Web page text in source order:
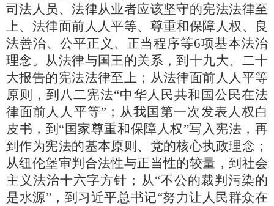
司法人员、法律从业者应该坚守的宪法法律至
上、法律面前人人平等、尊重和保障人权、良
法善治、公平正义、正当程序等6项基本法治
理念。从法律与国王的关系，到十九大、二十
大报告的宪法法律至上；从法律面前人人平等
原则，到八二宪法“中华人民共和国公民在法
律面前人人平等”；从我国第一次发表人权白
皮书，到“国家尊重和保障人权”写入宪法，再
到作为宪法的基本原则、党的核心执政理念；
从纽伦堡审判合法性与正当性的较量，到社会
主义法治十六字方针；从“不公的裁判污染的
是水源”，到习近平总书记“努力让人民群众在